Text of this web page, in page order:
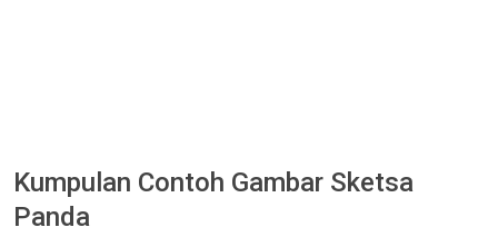
Kumpulan Contoh Gambar Sketsa
Panda